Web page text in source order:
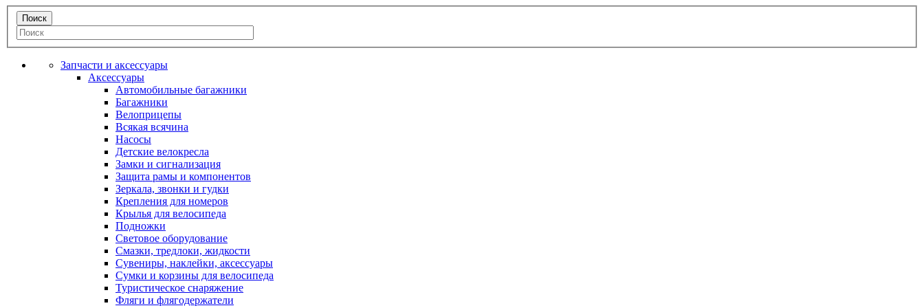
Запчасти и аксессуары
Аксессуары
Автомобильные багажники
Багажники
Велоприцепы
Всякая всячина
Насосы
Детские велокресла
Замки и сигнализация
Защита рамы и компонентов
Зеркала, звонки и гудки
Крепления для номеров
Крылья для велосипеда
Подножки
Световое оборудование
Смазки, тредлоки, жидкости
Сувениры, наклейки, аксессуары
Сумки и корзины для велосипеда
Туристическое снаряжение
Фляги и флягодержатели